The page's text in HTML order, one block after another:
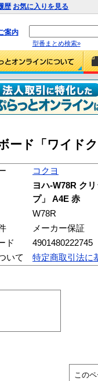
歴 お気に入りを見る
案内
型番まとめ検索»
ード「ワイド
コクヨ
ヨハ-W78R ク
プ」 A4E 赤
W78R
メーカー保証
ド
4901480222745
いて
特定商取引法に
このペ